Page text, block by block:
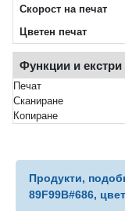
Скорост на печат
Цветен печат
Функции и екстри
Печат
Сканиране
Копиране
Продукти,
89F99B#686,